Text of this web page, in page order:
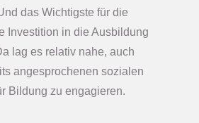
das Wichtigste für die
Investition in die Ausbildung
lag es relativ nahe, auch
angesprochenen sozialen
Bildung zu engagieren.